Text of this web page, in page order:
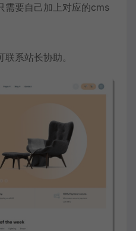
需要自己加上对应的cms
系站长协助。